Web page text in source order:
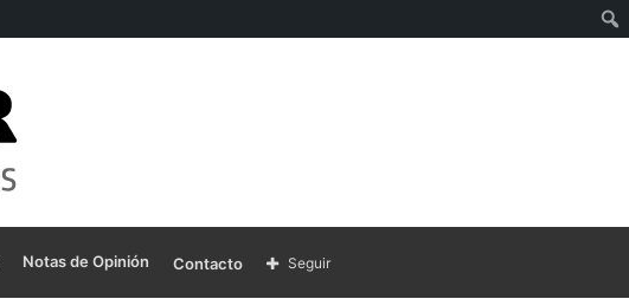
Notas de Opinión Contacto Seguir